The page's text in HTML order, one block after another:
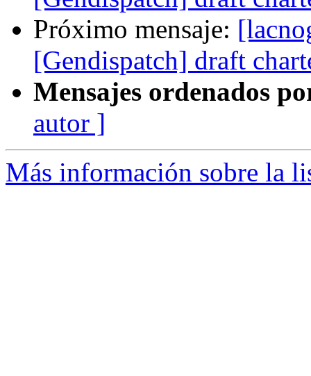
Próximo mensaje:
[Gendispatch] draft
Mensajes ordenados
autor ]
Más información sobre la